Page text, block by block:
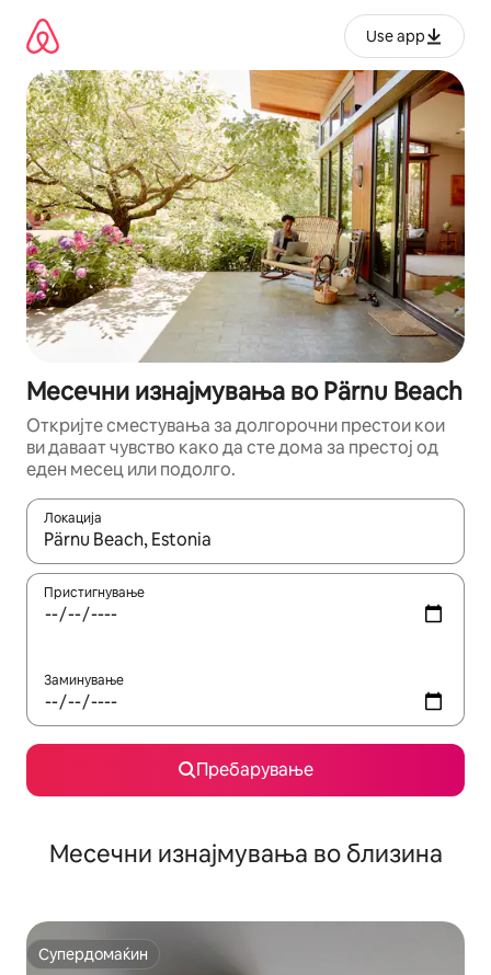
содржина
Use app
Месечни изнајмувања во Pärnu Beach
Откријте сместувања за долгорочни престои кои
ви даваат чувство како да сте дома за престој од
еден месец или подолго.
Локација
Кога резултатите се достапни, движете се со копчињата
Пристигнување
Заминување
Пребарување
Месечни изнајмувања во близина
Супердомаќин
Супердомаќин